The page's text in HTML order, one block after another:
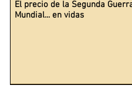
El precio de la Segunda
Mundial... en vidas